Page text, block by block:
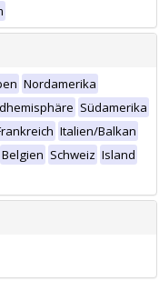
Nordamerika
Südamerika
Italien/Balkan
Belgien Schweiz Island